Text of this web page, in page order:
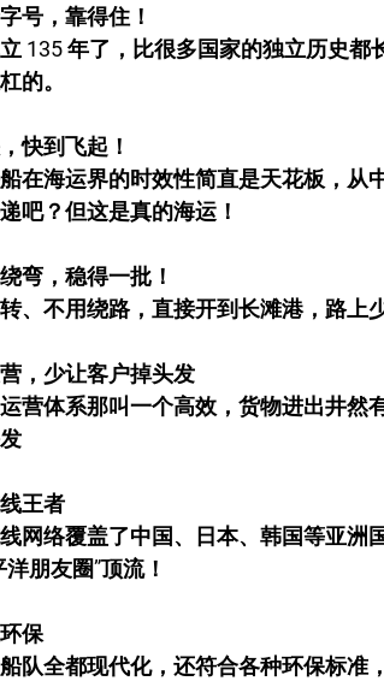
号，靠得住！
135 年了，比很多国家的独立历史
的。
快到飞起！
在海运界的时效性简直是天花板，从
吧？但这是真的海运！
弯，稳得一批！
、不用绕路，直接开到长滩港，路上
，少让客户掉头发
营体系那叫一个高效，货物进出井然
王者
网络覆盖了中国、日本、韩国等亚洲
洋朋友圈”顶流！
保
队全都现代化，还符合各种环保标准